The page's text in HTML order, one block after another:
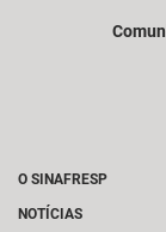
O SINAFRESP
NOTÍCIAS